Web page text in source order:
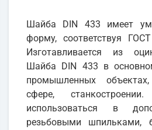
Шайба DIN 433 имеет
форму, соответствуя
Изготавливается из
Шайба DIN 433 в
промышленных
сфере,
использоваться в
резьбовыми шпильками,